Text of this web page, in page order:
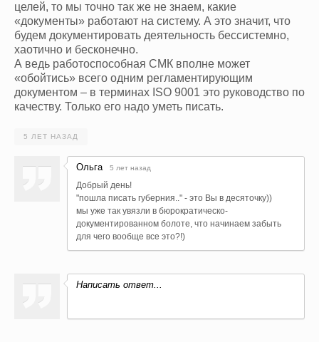
целей, то мы точно так же не знаем, какие
«документы» работают на систему. А это значит, что
будем документировать деятельность бессистемно,
хаотично и бесконечно.
А ведь работоспособная СМК вполне может
«обойтись» всего одним регламентирующим
документом – в терминах ISO 9001 это руководство по
качеству. Только его надо уметь писать.
5 ЛЕТ НАЗАД
Ольга 5 лет назад
Добрый день!
"пошла писать губерния.." - это Вы в десяточку))
мы уже так увязли в бюрократическо-
документированном болоте, что начинаем забыть
для чего вообще все это?!)
Написать ответ...